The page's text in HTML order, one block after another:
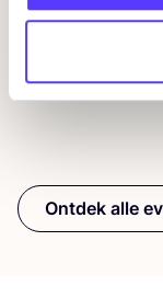
REST
Ontdek alle